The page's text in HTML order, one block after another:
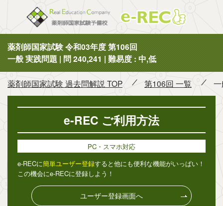
薬剤師国家試験 令和03年度 第106回
一般 実践問題 | 問 240,241 | 難易度 : 中,低
薬剤師国家試験 過去問解説 TOP 第106回 一覧
e-REC ご利用方法
PC・スマホ対応
e-RECに簡単ユーザー登録すると他にも便利な機能がいっぱい！
この機会にe-RECに登録しよう！
ユーザー登録画面へ